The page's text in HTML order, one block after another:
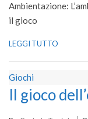
Ambientazione:
il gioco
LEGGI TUTTO
Giochi
Il gioco